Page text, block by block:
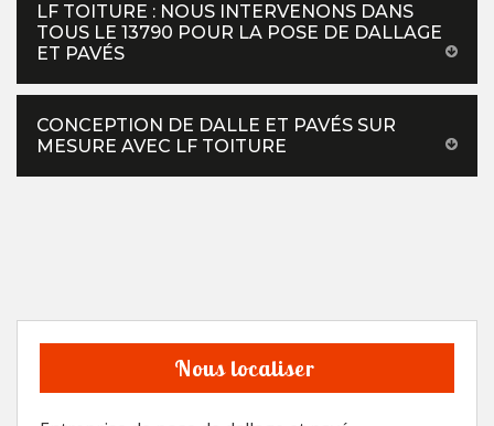
LF TOITURE : NOUS INTERVENONS DANS
TOUS LE 13790 POUR LA POSE DE DALLAGE
ET PAVÉS
CONCEPTION DE DALLE ET PAVÉS SUR
MESURE AVEC LF TOITURE
Nous localiser